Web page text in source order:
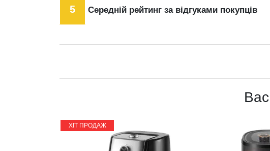
5 Середній рейтинг за відгуками покупців
ХІТ ПРОДАЖ